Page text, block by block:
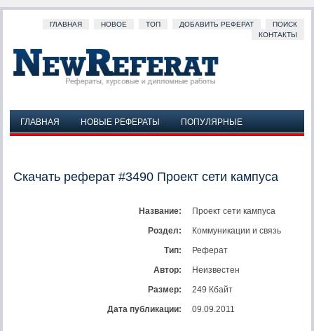
ГЛАВНАЯ НОВОЕ ТОП ДОБАВИТЬ РЕФЕРАТ
ПОИСК
КОНТАКТЫ
ГЛАВНАЯ НОВЫЕ РЕФЕРАТЫ
ПОПУЛЯРНЫЕ
Скачать реферат #3490 Проект сети кампуса
Название:
Проект сети кампуса
Роздел:
Коммуникации и связь
Тип:
Реферат
Автор:
Неизвестен
Размер:
249 Кбайт
Дата публикации:
09.09.2011